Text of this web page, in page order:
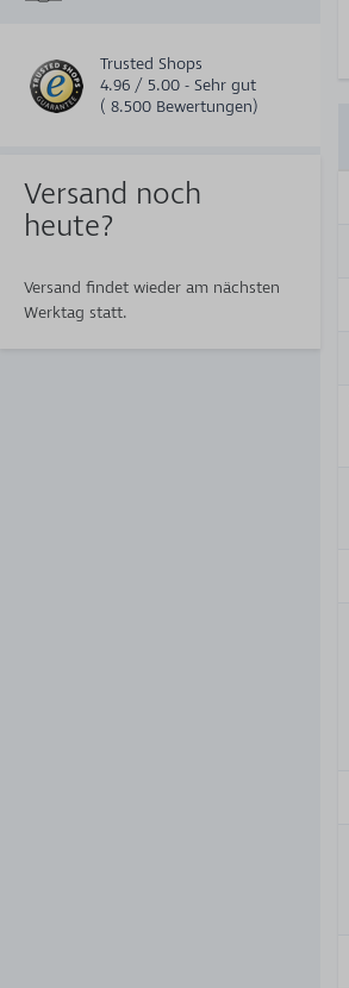
Trusted Shops
4.96 / 5.00 - Sehr gut
( 8.500 Bewertungen)
Versand noch
heute?
Versand findet wieder am nächsten
Werktag statt.